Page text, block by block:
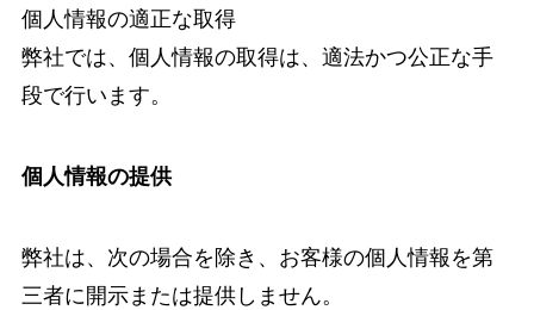
個人情報の適正な取得
弊社では、個人情報の取得は、適法かつ公正な手
段で行います。
個人情報の提供
弊社は、次の場合を除き、お客様の個人情報を第
三者に開示または提供しません。